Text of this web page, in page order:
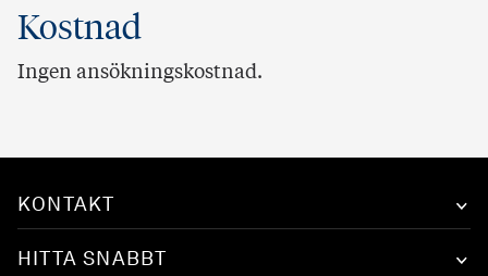
Kostnad
Ingen ansökningskostnad.
KONTAKT
HITTA SNABBT